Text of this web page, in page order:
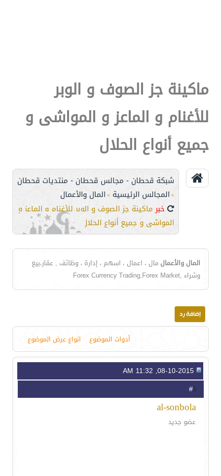
ماكينة جز الصوف و الوبر
للأغنام و الماعز و المواشى و
جميع أنواع الحلال
شبكة قحطان - مجالس قحطان - منتديات قحطان
> المجالس الرئيسية > المال والأعمال
خبرماكينة جز الصوف و الوبر للأغنام و الماعز و
المواشى و جميع أنواع الحلال
المال والأعمال مال ، اعمال ، اسهم ، إدارة ، وظائف , عقار،بيع
وشراء ,Forex Currency Trading,Forex Market
أدوات الموضوع انواع عرض الموضوع
1
al-sonbola
عضو جديد